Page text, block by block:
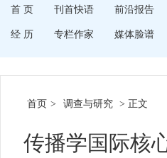
首 页 刊首快语 前沿报告
经 历 专栏作家 媒体脸谱
首页 > 调查与研究 > 正文
传播学国际核